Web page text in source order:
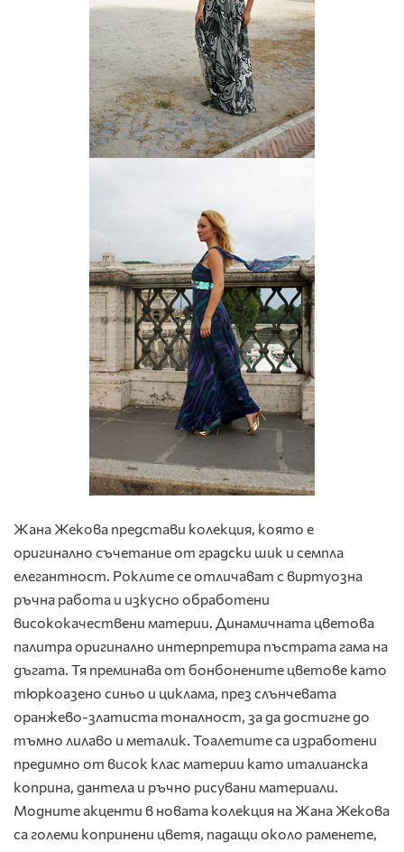
Жана Жекова представи колекция, която е
оригинално съчетание от градски шик и семпла
елегантност. Роклите се отличават с виртуозна
ръчна работа и изкусно обработени
висококачествени материи. Динамичната цветова
палитра оригинално интерпретира пъстрата гама на
дъгата. Тя преминава от бонбонените цветове като
тюркоазено синьо и циклама, през слънчевата
оранжево-златиста тоналност, за да достигне до
тъмно лилаво и металик. Тоалетите са изработени
предимно от висок клас материи като италианска
коприна, дантела и ръчно рисувани материали.
Модните акценти в новата колекция на Жана Жекова
са големи копринени цветя, падащи около раменете,